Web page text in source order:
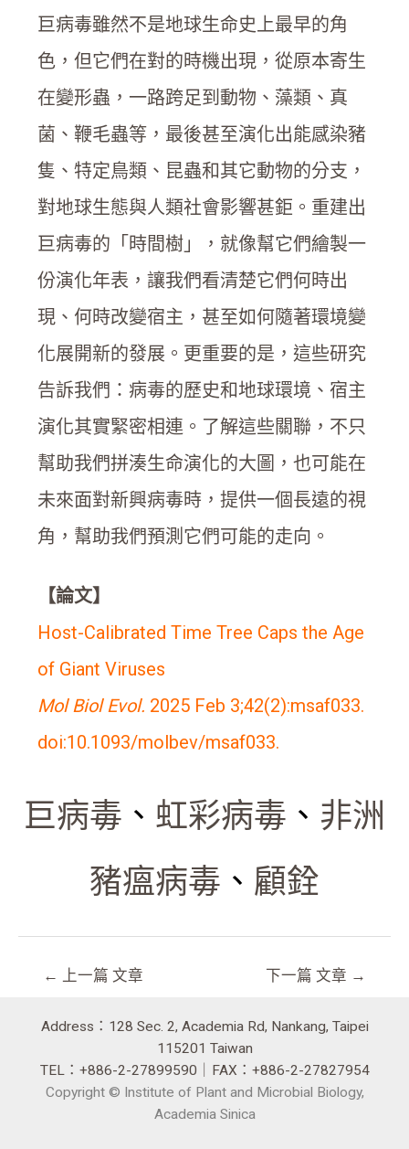
巨病毒雖然不是地球生命史上最早的角
色，但它們在對的時機出現，從原本寄生
在變形蟲，一路跨足到動物、藻類、真
菌、鞭毛蟲等，最後甚至演化出能感染豬
隻、特定鳥類、昆蟲和其它動物的分支，
對地球生態與人類社會影響甚鉅。重建出
巨病毒的「時間樹」，就像幫它們繪製一
份演化年表，讓我們看清楚它們何時出
現、何時改變宿主，甚至如何隨著環境變
化展開新的發展。更重要的是，這些研究
告訴我們：病毒的歷史和地球環境、宿主
演化其實緊密相連。了解這些關聯，不只
幫助我們拼湊生命演化的大圖，也可能在
未來面對新興病毒時，提供一個長遠的視
角，幫助我們預測它們可能的走向。
【論文】
Host-Calibrated Time Tree Caps the Age
of Giant Viruses
Mol Biol Evol. 2025 Feb 3;42(2):msaf033.
doi:10.1093/molbev/msaf033.
巨病毒 、 虹彩病毒 、 非洲
豬瘟病毒 、 顧銓
← 上一篇 文章 下一篇 文章 →
Address：128 Sec. 2, Academia Rd, Nankang, Taipei
115201 Taiwan
TEL：+886-2-27899590｜FAX：+886-2-27827954
Copyright © Institute of Plant and Microbial Biology,
Academia Sinica